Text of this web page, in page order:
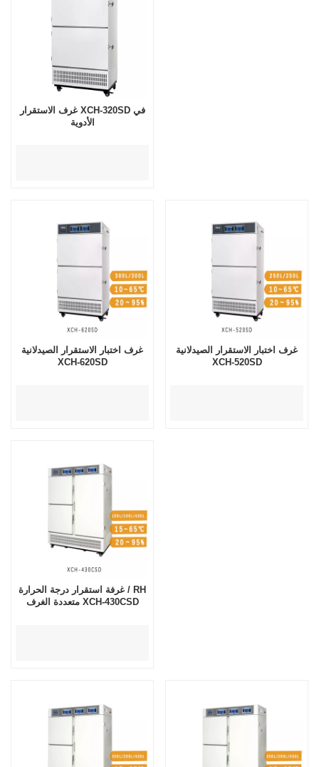
غرف الاستقرار XCH-320SD في
الأدوية
غرف اختبار الاستقرار الصيدلانية
XCH-620SD
غرف اختبار الاستقرار الصيدلانية
XCH-520SD
غرفة استقرار درجة الحرارة / RH
متعددة الغرف XCH-430CSD